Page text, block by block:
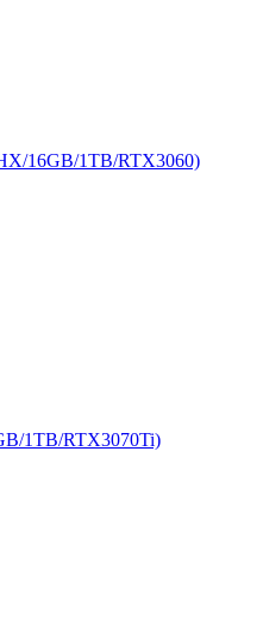
16GB/1TB/RTX3060)
1TB/RTX3070Ti)